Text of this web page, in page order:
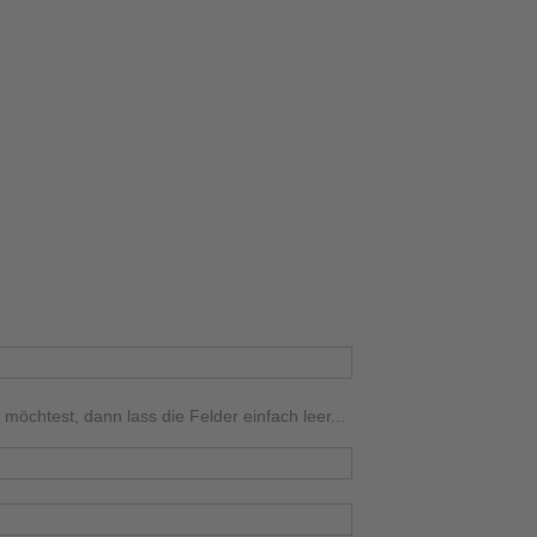
dann lass die Felder einfach leer...